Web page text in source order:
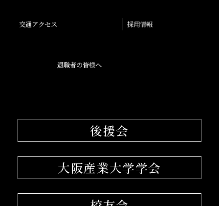
交通アクセス 採用情報
退職者の皆様へ
後援会
大阪産業大学学会